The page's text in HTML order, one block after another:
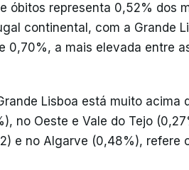
óbitos representa 0,52% dos
continental, com a Grande
0,70%, a mais elevada entre
Lisboa está muito acima
no Oeste e Vale do Tejo
e no Algarve (0,48%), refere